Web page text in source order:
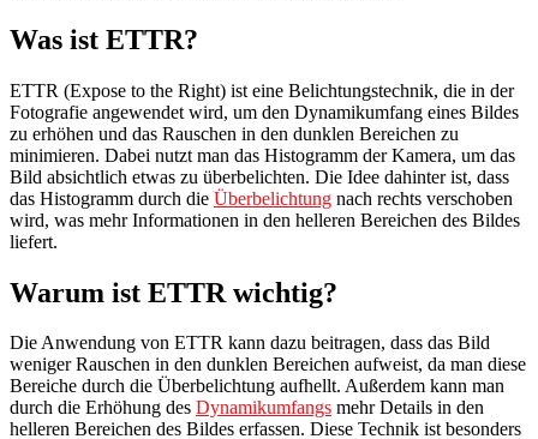
Was ist ETTR?
ETTR (Expose to the Right) ist eine Belichtungstechnik, die in der
Fotografie angewendet wird, um den Dynamikumfang eines Bildes
zu erhöhen und das Rauschen in den dunklen Bereichen zu
minimieren. Dabei nutzt man das Histogramm der Kamera, um das
Bild absichtlich etwas zu überbelichten. Die Idee dahinter ist, dass
das Histogramm durch die Überbelichtung nach rechts verschoben
wird, was mehr Informationen in den helleren Bereichen des Bildes
liefert.
Warum ist ETTR wichtig?
Die Anwendung von ETTR kann dazu beitragen, dass das Bild
weniger Rauschen in den dunklen Bereichen aufweist, da man diese
Bereiche durch die Überbelichtung aufhellt. Außerdem kann man
durch die Erhöhung des Dynamikumfangs mehr Details in den
helleren Bereichen des Bildes erfassen. Diese Technik ist besonders